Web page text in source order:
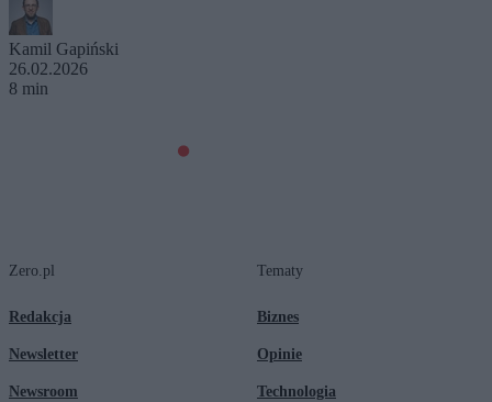
Kamil Gapiński
26.02.2026
8 min
Zero.pl
Redakcja
Newsletter
Newsroom
Tematy
Biznes
Opinie
Technologia